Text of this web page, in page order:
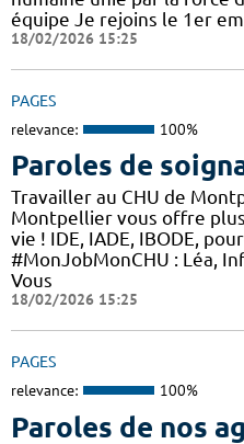
équipe Je rejoins le 1er
18/02/2026 15:25
PAGES
relevance: 100%
Paroles de
Travailler au CHU de
Montpellier vous offre
vie ! IDE, IADE, IBODE,
#MonJobMonCHU : Léa,
Vous
18/02/2026 15:25
PAGES
relevance: 100%
Paroles de nos